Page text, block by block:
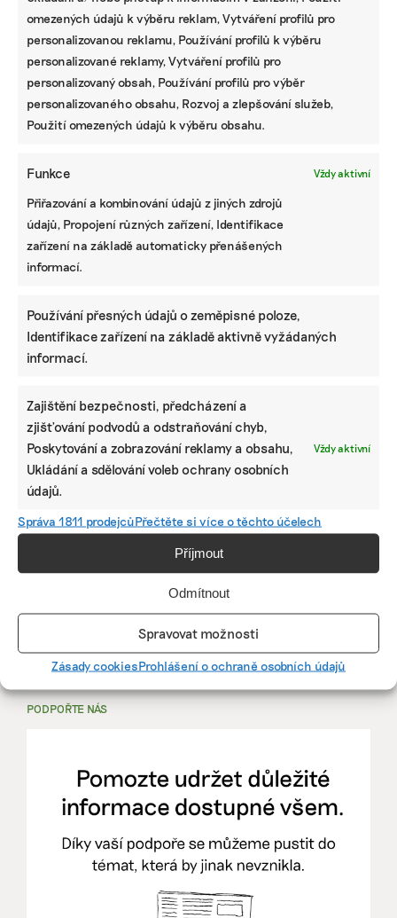
omezených údajů k výběru reklam, Vytváření profilů pro
personalizovanou reklamu, Používání profilů k výběru
personalizované reklamy, Vytváření profilů pro
personalizovaný obsah, Používání profilů pro výběr
personalizovaného obsahu, Rozvoj a zlepšování služeb,
Použití omezených údajů k výběru obsahu.
Funkce Vždy aktivní
Přiřazování a kombinování údajů z jiných zdrojů
údajů, Propojení různých zařízení, Identifikace
zařízení na základě automaticky přenášených
informací.
Používání přesných údajů o zeměpisné poloze,
Identifikace zařízení na základě aktivně vyžádaných
informací.
Zajištění bezpečnosti, předcházení a
zjišťování podvodů a odstraňování chyb,
Poskytování a zobrazování reklamy a obsahu,
Ukládání a sdělování voleb ochrany osobních
údajů.
Vždy aktivní
Správa 1811 prodejcůPřečtěte si více o těchto účelech
Příjmout
Odmítnout
Spravovat možnosti
Zásady cookiesProhlášení o ochraně osobních údajů
PRÁCE, KTERÁ ZLEPŠÍ SVĚT
mutualus
udržitelnosti
právnička/právník
Více naEkoJobs>
PODPOŘTE NÁS